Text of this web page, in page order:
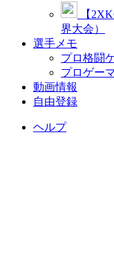
【
界大会）
選手メモ
プロ格闘
プロゲー
動画情報
自由登録
ヘルプ